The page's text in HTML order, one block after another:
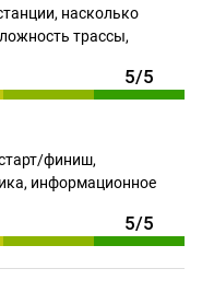
насколько
трассы,
5/5
финиш,
информационное
5/5